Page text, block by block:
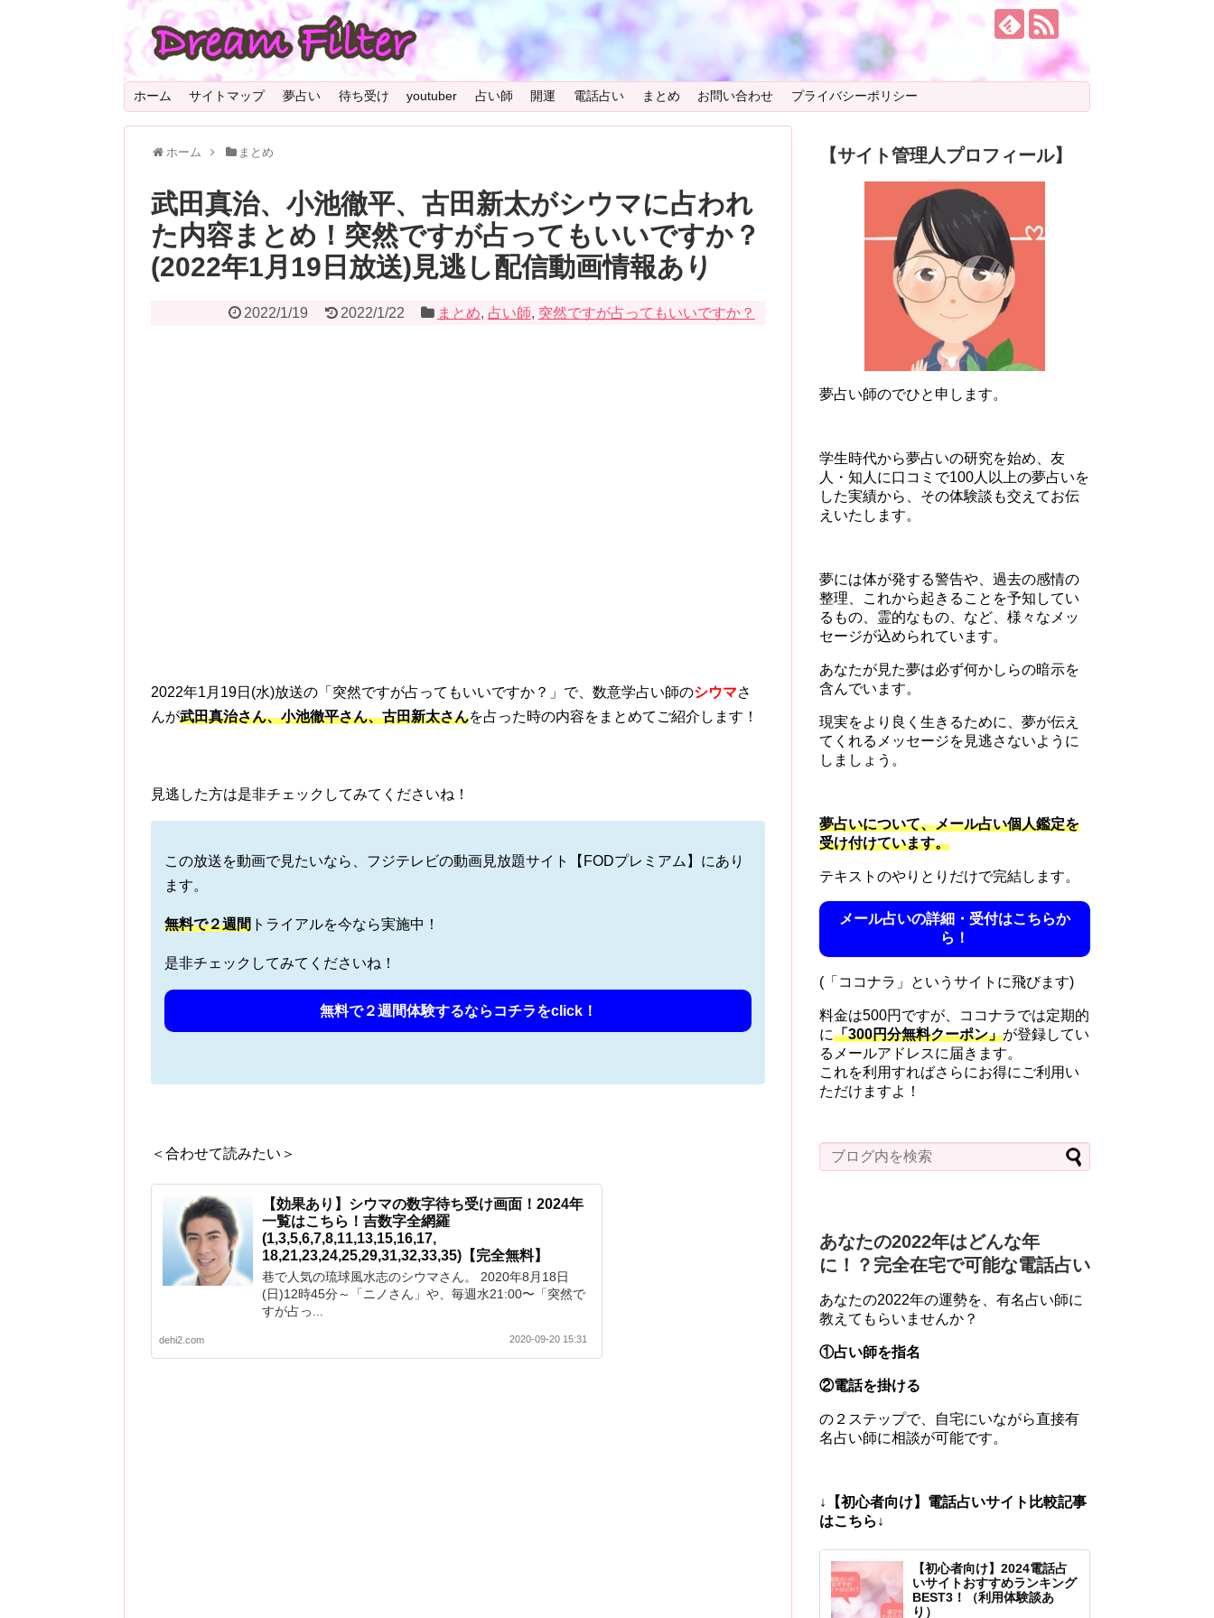
ホーム サイトマップ 夢占い 待ち受け youtuber 占い師 開運 電話占い まとめ お問い合わせ プライバシーポリシー
ホーム まとめ
武田真治、小池徹平、古田新太がシウマに占われ
た内容まとめ！突然ですが占ってもいいですか？
(2022年1月19日放送)見逃し配信動画情報あり
2022/1/19 2022/1/22 まとめ, 占い師, 突然ですが占ってもいいですか？
2022年1月19日(水)放送の「突然ですが占ってもいいですか？」で、数意学占い師のシウマさ
んが武田真治さん、小池徹平さん、古田新太さんを占った時の内容をまとめてご紹介します！
見逃した方は是非チェックしてみてくださいね！
この放送を動画で見たいなら、フジテレビの動画見放題サイト【FODプレミアム】にあり
ます。
無料で２週間 トライアルを今なら実施中！
是非チェックしてみてくださいね！
無料で２週間体験するならコチラをclick！
＜合わせて読みたい＞
【効果あり】シウマの数字待ち受け画面！2024年
一覧はこちら！吉数字全網羅
(1,3,5,6,7,8,11,13,15,16,17,
18,21,23,24,25,29,31,32,33,35)【完全無料】
巷で人気の琉球風水志のシウマさん。 2020年8月18日
(日)12時45分～「ニノさん」や、毎週水21:00〜「突然で
すが占っ...
dehi2.com 2020-09-20 15:31
【サイト管理人プロフィール】
夢占い師のでひと申します。
学生時代から夢占いの研究を始め、友
人・知人に口コミで100人以上の夢占いを
した実績から、その体験談も交えてお伝
えいたします。
夢には体が発する警告や、過去の感情の
整理、これから起きることを予知してい
るもの、霊的なもの、など、様々なメッ
セージが込められています。
あなたが見た夢は必ず何かしらの暗示を
含んでいます。
現実をより良く生きるために、夢が伝え
てくれるメッセージを見逃さないように
しましょう。
夢占いについて、メール占い個人鑑定を
受け付けています。
テキストのやりとりだけで完結します。
メール占いの詳細・受付はこちらか
ら！
(「ココナラ」というサイトに飛びます)
料金は500円ですが、ココナラでは定期的
に「300円分無料クーポン」が登録してい
るメールアドレスに届きます。
これを利用すればさらにお得にご利用い
ただけますよ！
あなたの2022年はどんな年
に！？完全在宅で可能な電話占い
あなたの2022年の運勢を、有名占い師に
教えてもらいませんか？
①占い師を指名
②電話を掛ける
の２ステップで、自宅にいながら直接有
名占い師に相談が可能です。
↓【初心者向け】電話占いサイト比較記事
はこちら↓
【初心者向け】2024電話占
いサイトおすすめランキング
BEST3！（利用体験談あ
り）